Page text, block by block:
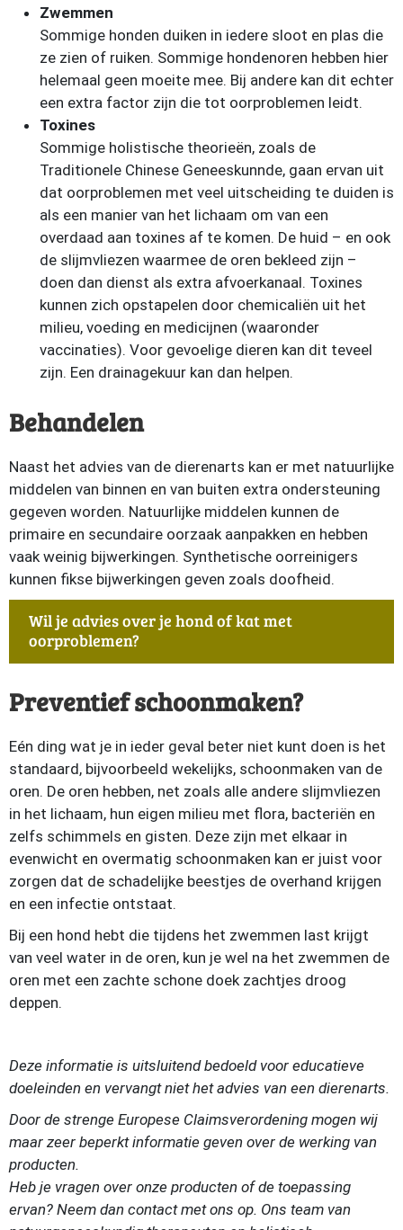
Zwemmen
Sommige honden duiken in iedere sloot en plas die
ze zien of ruiken. Sommige hondenoren hebben hier
helemaal geen moeite mee. Bij andere kan dit echter
een extra factor zijn die tot oorproblemen leidt.
Toxines
Sommige holistische theorieën, zoals de
Traditionele Chinese Geneeskunnde, gaan ervan uit
dat oorproblemen met veel uitscheiding te duiden is
als een manier van het lichaam om van een
overdaad aan toxines af te komen. De huid – en ook
de slijmvliezen waarmee de oren bekleed zijn –
doen dan dienst als extra afvoerkanaal. Toxines
kunnen zich opstapelen door chemicaliën uit het
milieu, voeding en medicijnen (waaronder
vaccinaties). Voor gevoelige dieren kan dit teveel
zijn. Een drainagekuur kan dan helpen.
Behandelen
Naast het advies van de dierenarts kan er met natuurlijke
middelen van binnen en van buiten extra ondersteuning
gegeven worden. Natuurlijke middelen kunnen de
primaire en secundaire oorzaak aanpakken en hebben
vaak weinig bijwerkingen. Synthetische oorreinigers
kunnen fikse bijwerkingen geven zoals doofheid.
Wil je advies over je hond of kat met
oorproblemen?
Preventief schoonmaken?
Eén ding wat je in ieder geval beter niet kunt doen is het
standaard, bijvoorbeeld wekelijks, schoonmaken van de
oren. De oren hebben, net zoals alle andere slijmvliezen
in het lichaam, hun eigen milieu met flora, bacteriën en
zelfs schimmels en gisten. Deze zijn met elkaar in
evenwicht en overmatig schoonmaken kan er juist voor
zorgen dat de schadelijke beestjes de overhand krijgen
en een infectie ontstaat.
Bij een hond hebt die tijdens het zwemmen last krijgt
van veel water in de oren, kun je wel na het zwemmen de
oren met een zachte schone doek zachtjes droog
deppen.
Deze informatie is uitsluitend bedoeld voor educatieve
doeleinden en vervangt niet het advies van een dierenarts.
Door de strenge Europese Claimsverordening mogen wij
maar zeer beperkt informatie geven over de werking van
producten.
Heb je vragen over onze producten of de toepassing
ervan? Neem dan contact met ons op. Ons team van